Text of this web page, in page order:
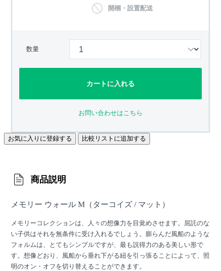
開梱・設置配送
数量
カートに入れる
お問い合わせはこちら
お気に入りに登録する 比較リストに追加する
商品説明
メモリー ウォール M（ターコイズ / マット）
メモリーコレクションは、人々の想像力を目覚めさせます。屈託のな
い子供はそれを無条件に受け入れるでしょう。膨らんだ風船のような
フォルムは、とてもシンプルですが、最も説得力のある美しい形で
す。想像どおり、風船から垂れ下がる紐を引っ張ることによって、照
明のオン・オフを切り替えることができます。